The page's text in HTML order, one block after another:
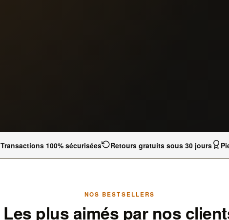
Transactions 100% sécurisées Retours gratuits sous 30 jours
NOS BESTSELLERS
Les plus aimés par nos